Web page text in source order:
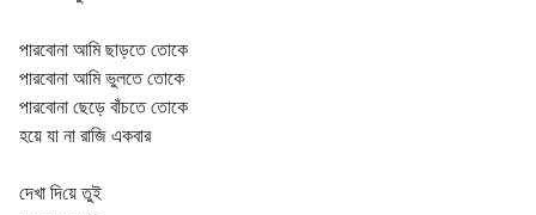
পারবোনা আমি ছাড়তে তোকে
পারবোনা আমি ভুলতে তোকে
পারবোনা ছেড়ে বাঁচতে তোকে
হয়ে যা না রাজি একবার
দেখা দিয়ে তুই